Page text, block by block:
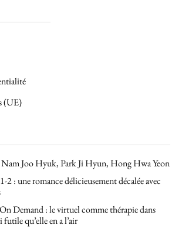
(UE)
Joo Hyuk, Park Ji Hyun, Hong Hwa Yeon
2 : une romance délicieusement décalée avec
Demand : le virtuel comme thérapie dans
qu’elle en a l’air